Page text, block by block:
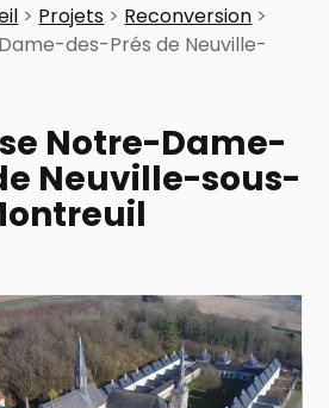
> Projets > Reconversion >
des-Prés de Neuville-
Notre-Dame-
Neuville-sous-